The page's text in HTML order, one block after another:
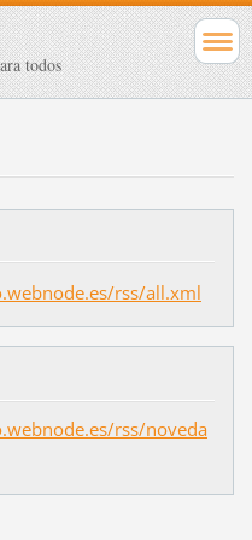
todos
rss/all.xml
rss/noveda